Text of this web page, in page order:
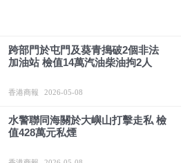
跨部門於屯門及葵青搗破2個非法
加油站 檢值14萬汽油柴油拘2人
香港商報 2026-05-08
水警聯同海關於大嶼山打擊走私 檢
值428萬元私煙